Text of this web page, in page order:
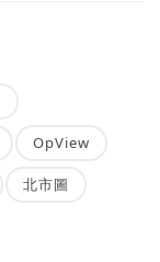
OpView
北市圖